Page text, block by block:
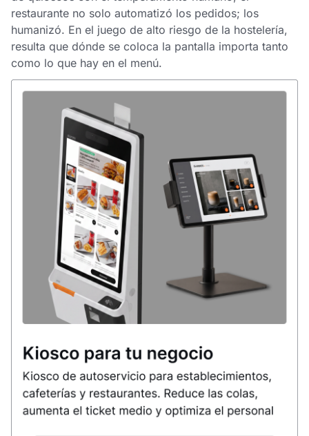
restaurante no solo automatizó los pedidos; los
humanizó. En el juego de alto riesgo de la hostelería,
resulta que dónde se coloca la pantalla importa tanto
como lo que hay en el menú.